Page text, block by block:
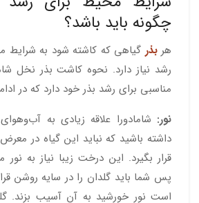
چگونه باید باشد؟
هربذر گیاهی که کاشته شود به
رشد نیاز دارد. نحوه کاشت بذر نخل
مناسبی برای رشد بذر خود دارد که در
نور: شامادورا علاقه زیادی به
داشته باشید که نباید این گیاه در
قرار بگیرد. این درخت زیبا نیاز به نور
پس شما باید گلدان را در سایه روشن
است نور خورشید به آن آسیب بزند.